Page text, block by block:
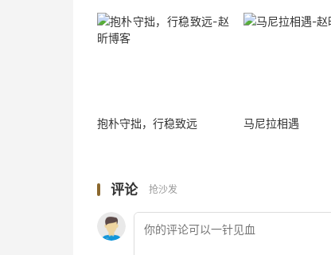
抱朴守拙，行稳致远 马尼拉相遇
评论 抢沙发